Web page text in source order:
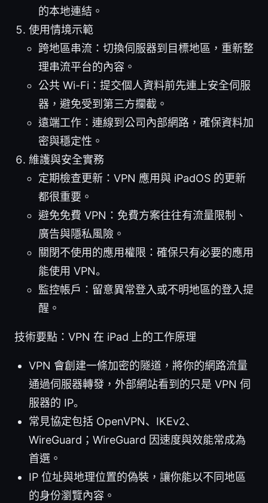
的本地連結。
使用情境示範
跨地區串流：切換伺服器到目標地區，重新整
理串流平台的內容。
公共 Wi-Fi：提交個人資料前先連上安全伺服
器，避免受到第三方攔截。
遠端工作：連線到公司內部網路，確保資料加
密與穩定性。
維護與安全實務
定期檢查更新：VPN 應用與 iPadOS 的更新
都很重要。
避免免費 VPN：免費方案往往有流量限制、
廣告與隱私風險。
關閉不使用的應用權限：確保只有必要的應用
能使用 VPN。
監控帳戶：留意異常登入或不明地區的登入提
醒。
技術要點：VPN 在 iPad 上的工作原理
VPN 會創建一條加密的隧道，將你的網路流量
通過伺服器轉發，外部網站看到的只是 VPN 伺
服器的 IP。
常見協定包括 OpenVPN、IKEv2、
WireGuard；WireGuard 因速度與效能常成為
首選。
IP 位址與地理位置的偽裝，讓你能以不同地區
的身份瀏覽內容。